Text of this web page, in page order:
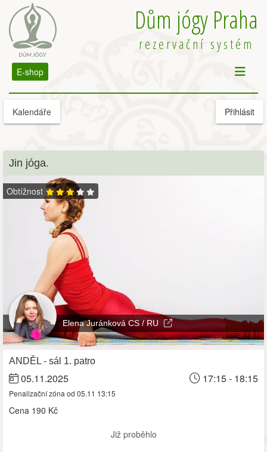
Dům jógy Praha
rezervační systém
E-shop
Kalendáře Přihlásit
Jin jóga.
Obtížnost
Elena Juránková CS / RU
ANDĚL - sál 1. patro
05.11.2025 17:15 - 18:15
Penalizační zóna od 05.11 13:15
Cena 190 Kč
Již proběhlo